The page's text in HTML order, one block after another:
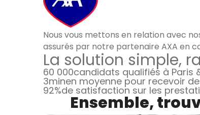
Nous vous mettons en relation avec
assurés par notre partenaire AXA en
La solution simple,
60 000candidats qualifiés à Paris
3minen moyenne pour recevoir
92%de satisfaction sur les
Ensemble,